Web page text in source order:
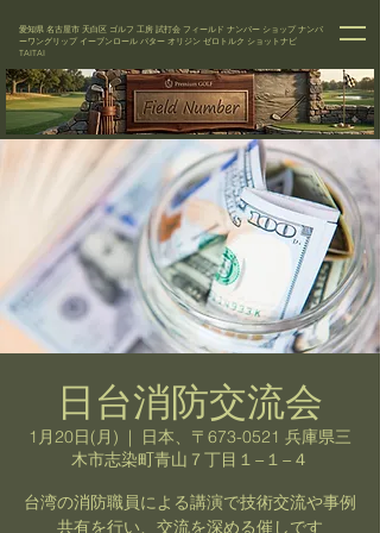
愛知県 名古屋市 天白区 ゴルフ 工房 試打会 フィールド ナンバー ショップ ナンバ
ーワングリップ イーブンロール パター オリジン ゼロトルク ショットナビ
TAITAI
日台消防交流会
1月20日(月)
  |
日本、〒673-0521 兵庫県三
木市志染町青山７丁目１−１−４
台湾の消防職員による講演で技術交流や事例
共有を行い、交流を深める催しです